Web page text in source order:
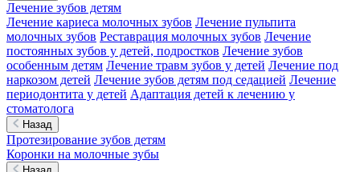
Лечение зубов детям
Лечение кариеса молочных зубов Лечение пульпита
молочных зубов Реставрация молочных зубов Лечение
постоянных зубов у детей, подростков Лечение зубов
особенным детям Лечение травм зубов у детей Лечение под
наркозом детей Лечение зубов детям под седацией Лечение
периодонтита у детей Адаптация детей к лечению у
стоматолога
Назад
Протезирование зубов детям
Коронки на молочные зубы